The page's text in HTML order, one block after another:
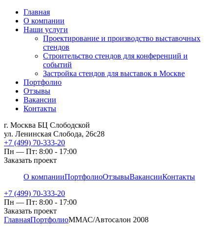
Главная
О компании
Наши услуги
Проектирование и производство выставочных
стендов
Строительство стендов для конференций и
событий
Застройка стендов для выставок в Москве
Портфолио
Отзывы
Вакансии
Контакты
г. Москва БЦ Слободской
ул. Ленинская Слобода, 26с28
+7 (499) 70-333-20
Пн — Пт: 8:00 - 17:00
Заказать проект
О компанииПортфолиоОтзывыВакансииКонтакты
+7 (499) 70-333-20
Пн — Пт: 8:00 - 17:00
Заказать проект
ГлавнаяПортфолиоММАС/Автосалон 2008